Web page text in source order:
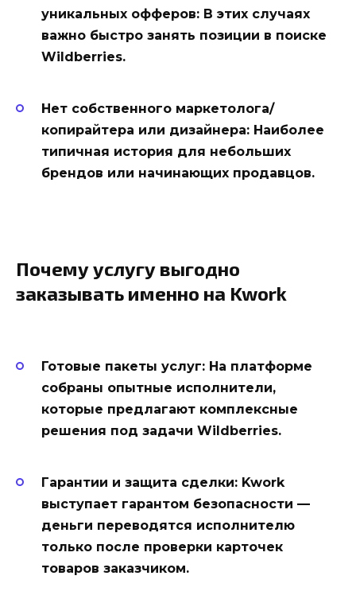
уникальных офферов: В этих случаях
важно быстро занять позиции в поиске
Wildberries.
Нет собственного маркетолога/
копирайтера или дизайнера: Наиболее
типичная история для небольших
брендов или начинающих продавцов.
Почему услугу выгодно
заказывать именно на Kwork
Готовые пакеты услуг: На платформе
собраны опытные исполнители,
которые предлагают комплексные
решения под задачи Wildberries.
Гарантии и защита сделки: Kwork
выступает гарантом безопасности —
деньги переводятся исполнителю
только после проверки карточек
товаров заказчиком.